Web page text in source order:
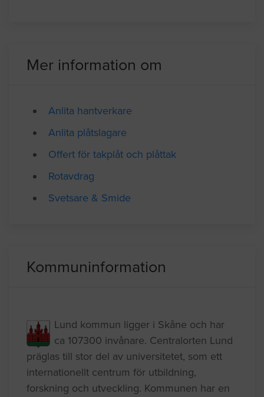
Mer information om
Anlita hantverkare
Anlita plåtslagare
Offert för takplåt och plåttak
Rotavdrag
Svetsare & Smide
Kommuninformation
Lund kommun ligger i Skåne och har
ca 107300 invånare. Centralorten Lund
präglas till stor del av universitetet, som ett
internationellt centrum för utbildning,
forskning och utveckling. Kommunen har en